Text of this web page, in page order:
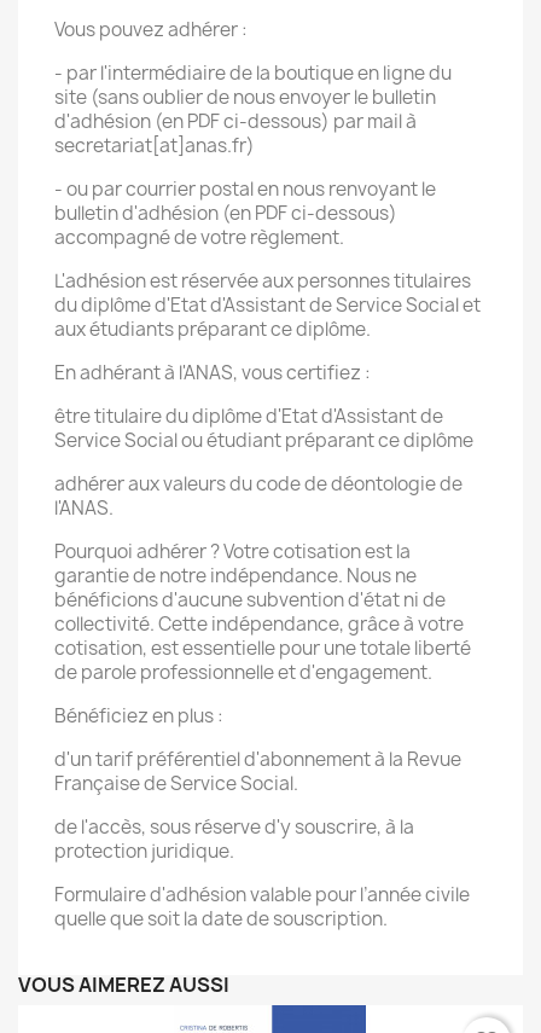
Vous pouvez adhérer :
- par l'intermédiaire de la boutique en ligne du
site (sans oublier de nous envoyer le bulletin
d'adhésion (en PDF ci-dessous) par mail à
secretariat[at]anas.fr)
- ou par courrier postal en nous renvoyant le
bulletin d'adhésion (en PDF ci-dessous)
accompagné de votre règlement.
L'adhésion est réservée aux personnes titulaires
du diplôme d'Etat d'Assistant de Service Social et
aux étudiants préparant ce diplôme.
En adhérant à l'ANAS, vous certifiez :
être titulaire du diplôme d'Etat d'Assistant de
Service Social ou étudiant préparant ce diplôme
adhérer aux valeurs du code de déontologie de
l'ANAS.
Pourquoi adhérer ? Votre cotisation est la
garantie de notre indépendance. Nous ne
bénéficions d'aucune subvention d'état ni de
collectivité. Cette indépendance, grâce à votre
cotisation, est essentielle pour une totale liberté
de parole professionnelle et d'engagement.
Bénéficiez en plus :
d'un tarif préférentiel d'abonnement à la Revue
Française de Service Social.
de l'accès, sous réserve d'y souscrire, à la
protection juridique.
Formulaire d'adhésion valable pour l’année civile
quelle que soit la date de souscription.
VOUS AIMEREZ AUSSI